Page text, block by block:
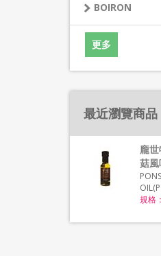
BOIRON
更多
最近瀏覽商品
龐
菇風
規格